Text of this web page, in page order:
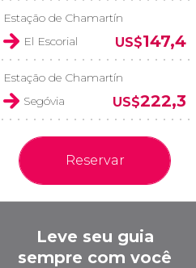
Estação de Chamartín
El Escorial
US$147,4
Estação de Chamartín
Segóvia
US$222,3
Reservar
Leve seu guia
sempre com você